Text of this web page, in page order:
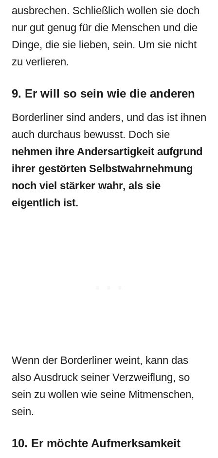
ausbrechen. Schließlich wollen sie doch
nur gut genug für die Menschen und die
Dinge, die sie lieben, sein. Um sie nicht
zu verlieren.
9. Er will so sein wie die anderen
Borderliner sind anders, und das ist ihnen
auch durchaus bewusst. Doch sie
nehmen ihre Andersartigkeit aufgrund
ihrer gestörten Selbstwahrnehmung
noch viel stärker wahr, als sie
eigentlich ist.
Wenn der Borderliner weint, kann das
also Ausdruck seiner Verzweiflung, so
sein zu wollen wie seine Mitmenschen,
sein.
10. Er möchte Aufmerksamkeit